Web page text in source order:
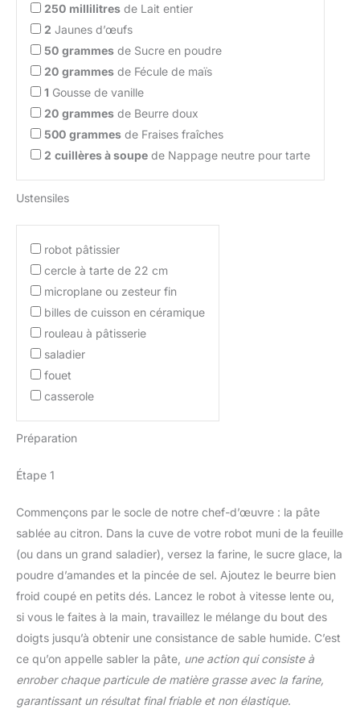
250 millilitres de Lait entier
2 Jaunes d’œufs
50 grammes de Sucre en poudre
20 grammes de Fécule de maïs
1 Gousse de vanille
20 grammes de Beurre doux
500 grammes de Fraises fraîches
2 cuillères à soupe de Nappage neutre pour tarte
Ustensiles
robot pâtissier
cercle à tarte de 22 cm
microplane ou zesteur fin
billes de cuisson en céramique
rouleau à pâtisserie
saladier
fouet
casserole
Préparation
Étape 1
Commençons par le socle de notre chef-d’œuvre : la pâte
sablée au citron. Dans la cuve de votre robot muni de la feuille
(ou dans un grand saladier), versez la farine, le sucre glace, la
poudre d’amandes et la pincée de sel. Ajoutez le beurre bien
froid coupé en petits dés. Lancez le robot à vitesse lente ou,
si vous le faites à la main, travaillez le mélange du bout des
doigts jusqu’à obtenir une consistance de sable humide. C’est
ce qu’on appelle sabler la pâte, une action qui consiste à
enrober chaque particule de matière grasse avec la farine,
garantissant un résultat final friable et non élastique.